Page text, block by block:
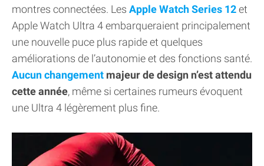
montres connectées. Les Apple Watch Series 12et
Apple Watch Ultra 4 embarqueraient principalement
une nouvelle puce plus rapide et quelques
améliorations de l’autonomie et des fonctions santé.
Aucun changement majeur de design n’est attendu
cette année, même si certaines rumeurs évoquent
une Ultra 4 légèrement plus fine.